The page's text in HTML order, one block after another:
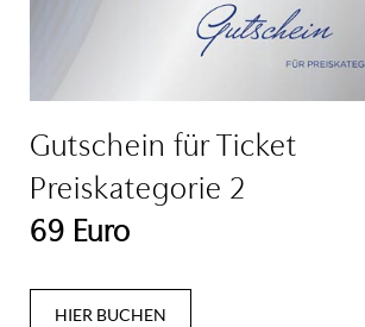
Gutschein für Ticket
Preiskategorie 2
69 Euro
HIER BUCHEN